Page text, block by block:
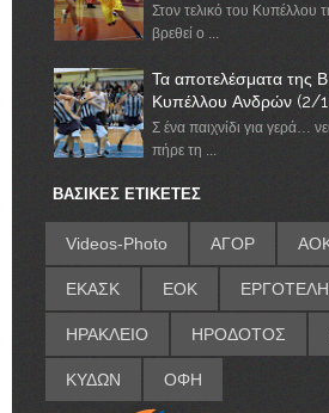
Στον τελικό του Κυπέλλου
βρεθεί ο ...
Τα αποτελέσματα της
Κυπέλλου Ανδρών (2/
Σ ένα παιχνίδι για γερά…
πήρε τη ...
ΒΑΣΙΚΕΣ ΕΤΙΚΕΤΕΣ
Videos-Photo ΑΓΟΡ
ΕΚΑΣΚ ΕΟΚ
ΗΡΑΚΛΕΙΟ ΗΡΟΔΟΤΟΣ
ΚΥΔΩΝ ΟΦΗ